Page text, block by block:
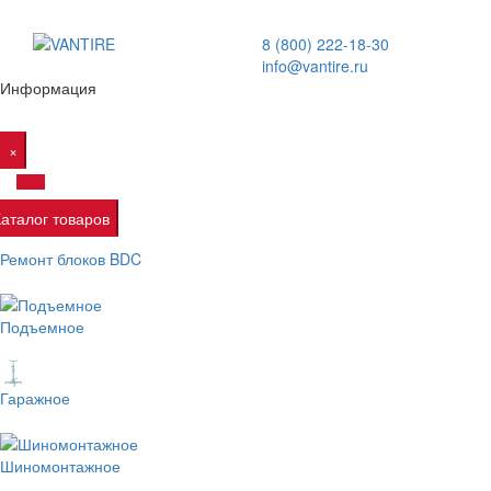
8 (800) 222-18-30
info@vantire.ru
Информация
×
товаров
Ремонт блоков BDC
Подъемное
Гаражное
Шиномонтажное